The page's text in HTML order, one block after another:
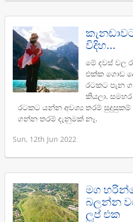
විදිහ...
මේ දවස් වල
එක්ක ගොඩ
රටකට පැන
කියලා.
රටකට යන්න අවශ්‍ය තරම්
ගන්න තරම් දැනුමක් නෑ.
Sun, 12th Jun 2022
මග
බලන්න
ලූප් එක